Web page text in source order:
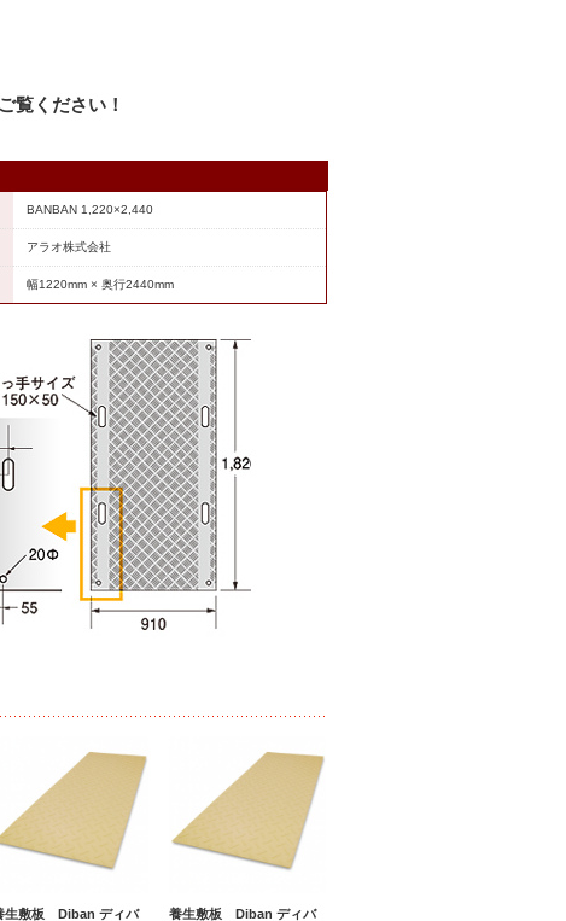
覧ください！
BANBAN 1,220×2,440
アラオ株式会社
幅1220mm × 奥行2440mm
生敷板 Diban ディバ
養生敷板 Diban ディバ